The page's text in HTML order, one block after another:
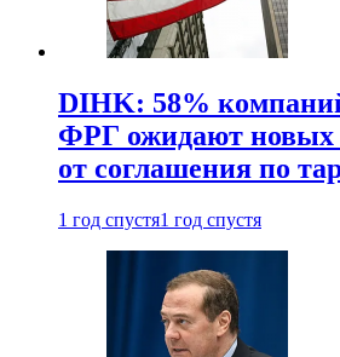
DIHK: 58%
ФРГ ожидают новых
от соглашения по
1 год спустя1 год спустя